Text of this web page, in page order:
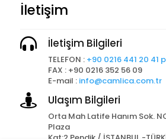
İletişim
 İletişim Bilgileri
TELEFON : +90 0216 441 20 41
FAX : +90 0216 352 56 09
E-mail : info@camlica.com.tr
 Ulaşım Bilgileri
Orta Mah Latife Hanım Sok.
Plaza